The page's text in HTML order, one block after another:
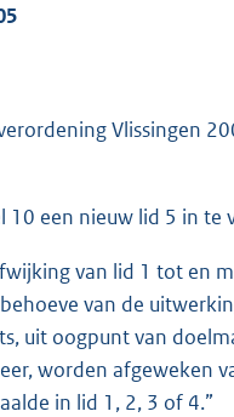
Vlissingen
10 een nieuw lid 5 in te
van lid 1 tot en
van de
uit oogpunt van
worden afgeweken
in lid 1, 2, 3 of 4.”